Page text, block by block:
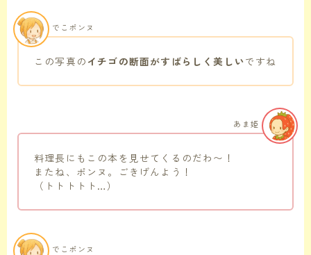
この写真の イチゴの断面がすばらしく美しいですね
でこポンヌ
料理長にもこの本を見せてくるのだわ〜！
またね、ポンヌ。ごきげんよう！
（トトトトト…）
あま姫
でこポンヌ